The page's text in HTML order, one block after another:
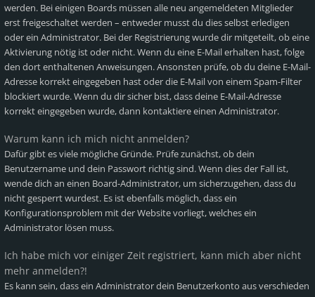
werden. Bei einigen Boards müssen alle neu angemeldeten Mitglieder
erst freigeschaltet werden – entweder musst du dies selbst erledigen
oder ein Administrator. Bei der Registrierung wurde dir mitgeteilt, ob eine
Aktivierung nötig ist oder nicht. Wenn du eine E-Mail erhalten hast, folge
den dort enthaltenen Anweisungen. Ansonsten prüfe, ob du deine E-Mail-
Adresse korrekt eingegeben hast oder die E-Mail von einem Spam-Filter
blockiert wurde. Wenn du dir sicher bist, dass deine E-Mail-Adresse
korrekt eingegeben wurde, dann kontaktiere einen Administrator.
Warum kann ich mich nicht anmelden?
Dafür gibt es viele mögliche Gründe. Prüfe zunächst, ob dein
Benutzername und dein Passwort richtig sind. Wenn dies der Fall ist,
wende dich an einen Board-Administrator, um sicherzugehen, dass du
nicht gesperrt wurdest. Es ist ebenfalls möglich, dass ein
Konfigurationsproblem mit der Website vorliegt, welches ein
Administrator lösen muss.
Ich habe mich vor einiger Zeit registriert, kann mich aber nicht
mehr anmelden?!
Es kann sein, dass ein Administrator dein Benutzerkonto aus verschieden